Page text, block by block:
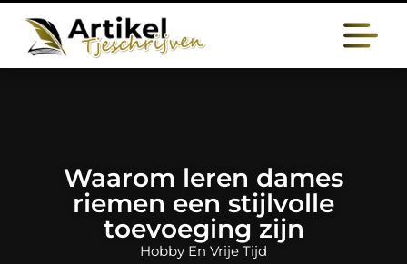
Waarom leren dames
riemen een stijlvolle
toevoeging zijn
Hobby En Vrije Tijd